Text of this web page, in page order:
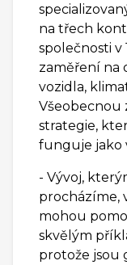
na třech
společnosti v
zaměření na
vozidla,
Všeobecnou
strategie,
funguje jako
- Vývoj,
procházíme,
mohou
skvělým
protože jsou